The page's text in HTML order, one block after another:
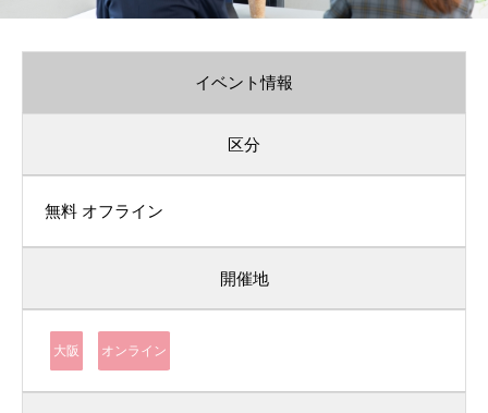
イベント情報
区分
無料 オフライン
開催地
大阪 オンライン